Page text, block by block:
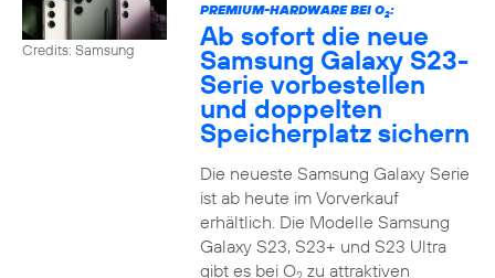
Credits: Samsung
PREMIUM-HARDWARE BEI O2:
Ab sofort die neue
Samsung Galaxy S23-
Serie vorbestellen
und doppelten
Speicherplatz sichern
Die neueste Samsung Galaxy Serie
ist ab heute im Vorverkauf
erhältlich. Die Modelle Samsung
Galaxy S23, S23+ und S23 Ultra
gibt es bei O zu attraktiven